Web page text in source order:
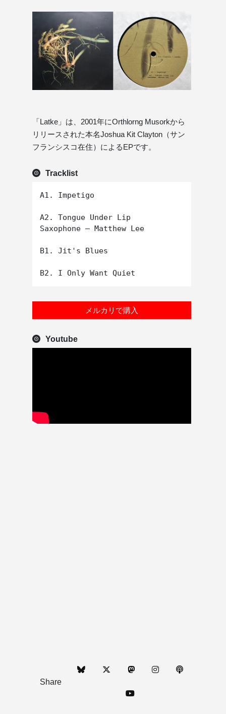
「Latke」は、2001年にOrthlorng Musorkから
リリースされた本名Joshua Kit Clayton（サン
フランシスコ在住）によるEPです。
Tracklist
A1. Impetigo
A2. Tongue Under Lip
Saxophone – Matthew Lee
B1. Jit's Blues
メルカリで購入
Youtube
Share